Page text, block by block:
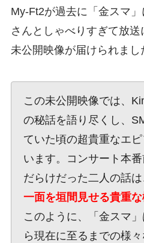
My-Ft2が過去に「金スマ
さんとしゃべりすぎて放
未公開映像が届けられまし
この未公開映像では、
の秘話を語り尽くし、
ていた頃の超貴重なエ
います。コンサート本
だらけだった二人の話は
一面を垣間見せる貴重
このように、「金スマ
ら現在に至るまでの様